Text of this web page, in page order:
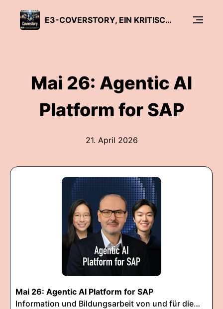
E3-COVERSTORY, EIN KRITISCHER SAP-DISKURS
Mai 26: Agentic AI
Platform for SAP
21. April 2026